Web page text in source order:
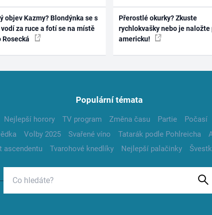
objev Kazmy? Blondýnka se s
za ruce a fotí se na místě
Rosecká
Přerostlé okurky? Zkuste
rychlokvašky nebo je naložte
americku!
Populární témata
Nejlepší horory TV program Změna času Partie Počasí
Volby 2025 Svařené víno Tatarák podle Pohlreicha
ascendentu
Tvarohové knedlíky Nejlepší palačinky